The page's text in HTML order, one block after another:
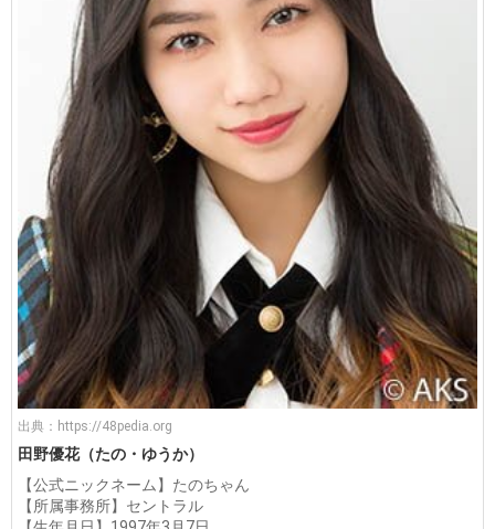
出典： https://48pedia.org
田野優花（たの・ゆうか）
【公式ニックネーム】たのちゃん
【所属事務所】セントラル